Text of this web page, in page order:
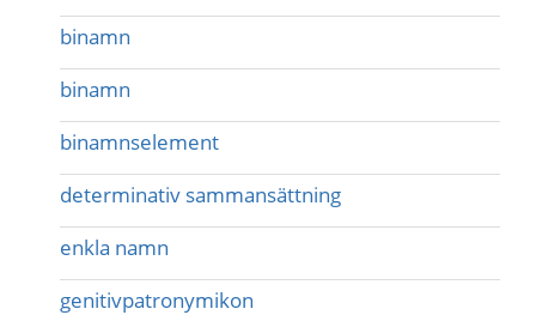
binamn
binamn
binamnselement
determinativ sammansättning
enkla namn
genitivpatronymikon